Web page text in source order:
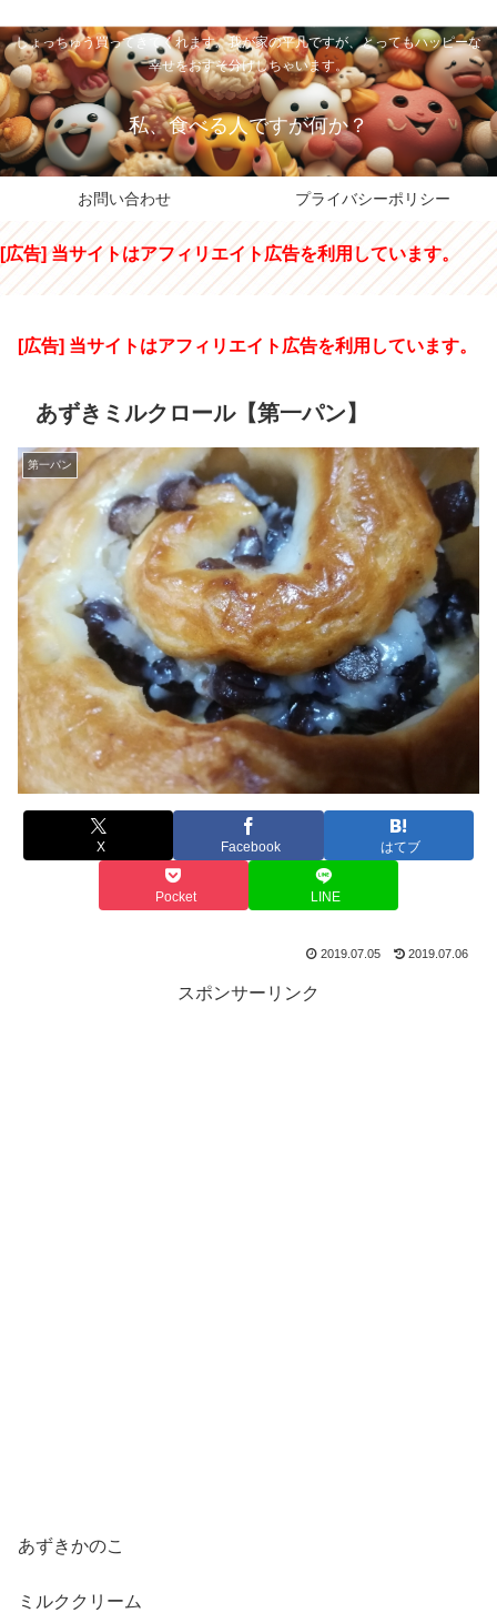
しょっちゅう買ってきてくれます。我が家の平凡ですが、とってもハッピーな
幸せをおすそ分けしちゃいます。
私、食べる人ですが何か？
お問い合わせ プライバシーポリシー
[広告] 当サイトはアフィリエイト広告を利用しています。
[広告] 当サイトはアフィリエイト広告を利用しています。
あずきミルクロール【第一パン】
第一パン
X Facebook はてブ
Pocket LINE
2019.07.05 2019.07.06
スポンサーリンク
あずきかのこ
ミルククリーム